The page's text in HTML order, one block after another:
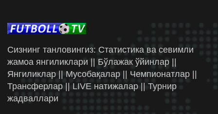
Сизнинг танловингиз: Статистика ва севимли
жамоа янгиликлари || Бўлажак ўйинлар ||
Янгиликлар || Мусобақалар || Чемпионатлар ||
Трансферлар || LIVE натижалар || Турнир
жадваллари